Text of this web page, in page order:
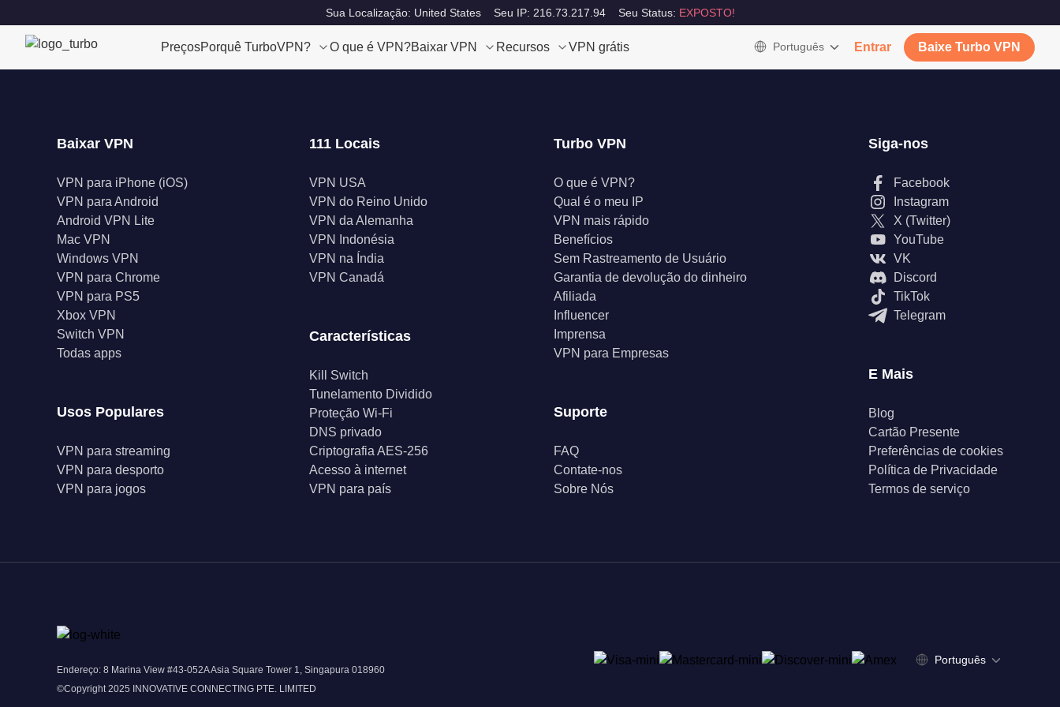
Sua Localização: United States Seu IP: 216.73.217.94 Seu Status: EXPOSTO!
PreçosPorquê TurboVPN? O que é VPN?Baixar VPN Recursos VPN grátis Português Entrar Baixe Turbo VPN
Baixar VPN
VPN para iPhone (iOS)
VPN para Android
Android VPN Lite
Mac VPN
Windows VPN
VPN para Chrome
VPN para PS5
Xbox VPN
Switch VPN
Todas apps
Usos Populares
VPN para streaming
VPN para desporto
VPN para jogos
111 Locais
VPN USA
VPN do Reino Unido
VPN da Alemanha
VPN Indonésia
VPN na Índia
VPN Canadá
Características
Kill Switch
Tunelamento Dividido
Proteção Wi-Fi
DNS privado
Criptografia AES-256
Acesso à internet
VPN para país
Turbo VPN
O que é VPN?
Qual é o meu IP
VPN mais rápido
Benefícios
Sem Rastreamento de Usuário
Garantia de devolução do dinheiro
Afiliada
Influencer
Imprensa
VPN para Empresas
Suporte
FAQ
Contate-nos
Sobre Nós
Siga-nos
Facebook
Instagram
X (Twitter)
YouTube
VK
Discord
TikTok
Telegram
E Mais
Blog
Cartão Presente
Preferências de cookies
Política de Privacidade
Termos de serviço
Endereço: 8 Marina View #43-052A Asia Square Tower 1, Singapura 018960
©Copyright 2025 INNOVATIVE CONNECTING PTE. LIMITED
Português